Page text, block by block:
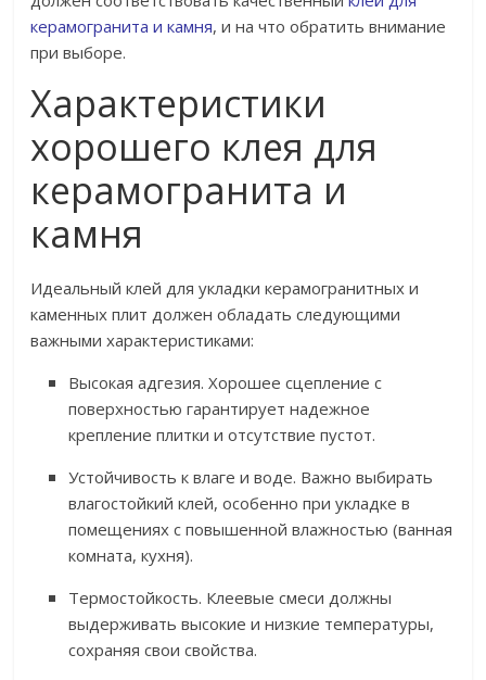
керамогранита и камня, и на что обратить внимание
при выборе.
Характеристики
хорошего клея для
керамогранита и
камня
Идеальный клей для укладки керамогранитных и
каменных плит должен обладать следующими
важными характеристиками:
Высокая адгезия. Хорошее сцепление с
поверхностью гарантирует надежное
крепление плитки и отсутствие пустот.
Устойчивость к влаге и воде. Важно выбирать
влагостойкий клей, особенно при укладке в
помещениях с повышенной влажностью (ванная
комната, кухня).
Термостойкость. Клеевые смеси должны
выдерживать высокие и низкие температуры,
сохраняя свои свойства.